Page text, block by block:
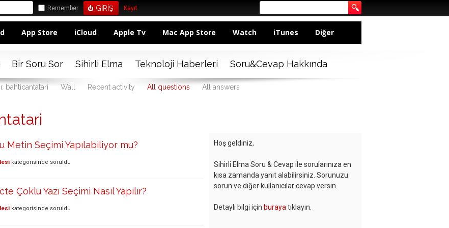
Remember Kayıt
App Store iCloud Apple Tv Mac App Store Watch iTunes Diğer
Bir Soru Sor Sihirli Elma Teknoloji Haberleri Soru&Cevap Hakkında
bahticantatari Wall Recent activity All questions All answers
Metin Seçimi Yapılabiliyor mu?
kategorisinde soruldu
Çoklu Yazı Seçimi Nasıl Yapılır?
kategorisinde soruldu
Hoş geldiniz,
Sihirli Elma Soru & Cevap ile sorularınıza en
kısa zamanda yanıt alabilirsiniz. Sorunuzu
sorun ve diğer kullanıcılar cevap versin.
Detaylı bilgi için buraya tıklayın.